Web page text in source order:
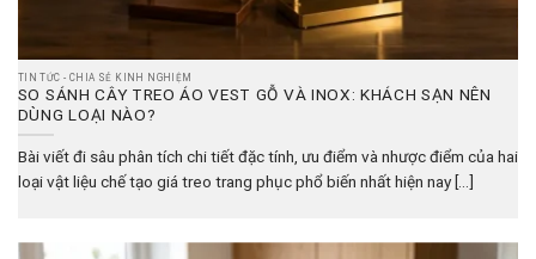
TIN TỨC - CHIA SẺ KINH NGHIỆM
SO SÁNH CÂY TREO ÁO VEST GỖ VÀ INOX: KHÁCH SẠN NÊN
DÙNG LOẠI NÀO?
Bài viết đi sâu phân tích chi tiết đặc tính, ưu điểm và nhược điểm của hai
loại vật liệu chế tạo giá treo trang phục phổ biến nhất hiện nay [...]